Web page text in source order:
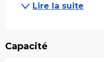
Lire la suite
Capacité